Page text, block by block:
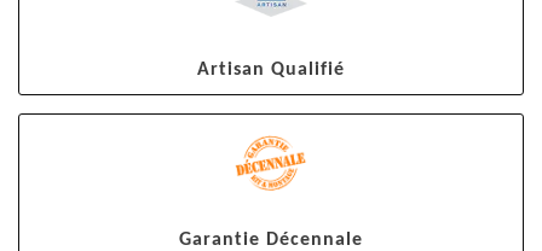
Artisan Qualifié
Garantie Décennale